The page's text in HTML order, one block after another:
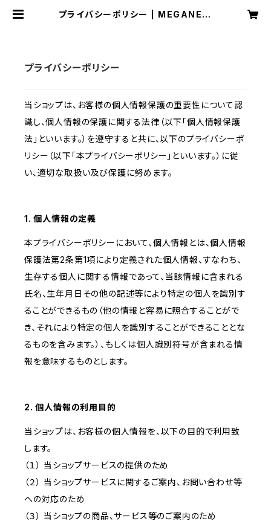
プライバシーポリシー | MEGANE C
プライバシーポリシー
当ショップは、お客様の個人情報保護の重要性について認
識し、個人情報の保護に関する法律（以下「個人情報保護
法」といいます。）を遵守すると共に、以下のプライバシーポ
リシー（以下「本プライバシーポリシー」といいます。）に従
い、適切な取扱い及び保護に努めます。
1. 個人情報の定義
本プライバシーポリシーにおいて、個人情報とは、個人情報
保護法第2条第1項により定義された個人情報、すなわち、
生存する個人に関する情報であって、当該情報に含まれる
氏名、生年月日その他の記述等により特定の個人を識別す
ることができるもの（他の情報と容易に照合することがで
き、それにより特定の個人を識別することができることとな
るものを含みます。）、もしくは個人識別符号が含まれる情
報を意味するものとします。
2. 個人情報の利用目的
当ショップは、お客様の個人情報を、以下の目的で利用致
します。
（１） 当ショップサービスの提供のため
（２） 当ショップサービスに関するご案内、お問い合わせ等
への対応のため
（３） 当ショップの商品、サービス等のご案内のため